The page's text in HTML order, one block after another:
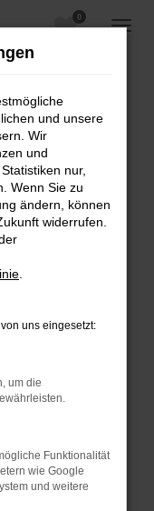
0
können:
deine
deine
in einem
und unsere
Wir
und
nur,
Wenn Sie zu
ändern, können
widerrufen.
uns eingesetzt:
um die
Funktionalität
wie Google
und weitere